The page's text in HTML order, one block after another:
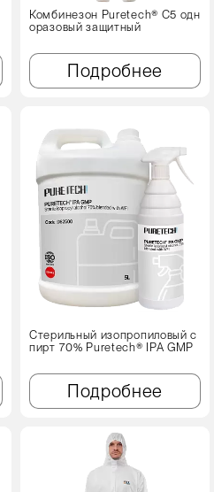
Комбинезон Puretech® C5 одн
оразовый защитный
Подробнее
Стерильный изопропиловый с
пирт 70% Puretech® IPA GMP
Подробнее